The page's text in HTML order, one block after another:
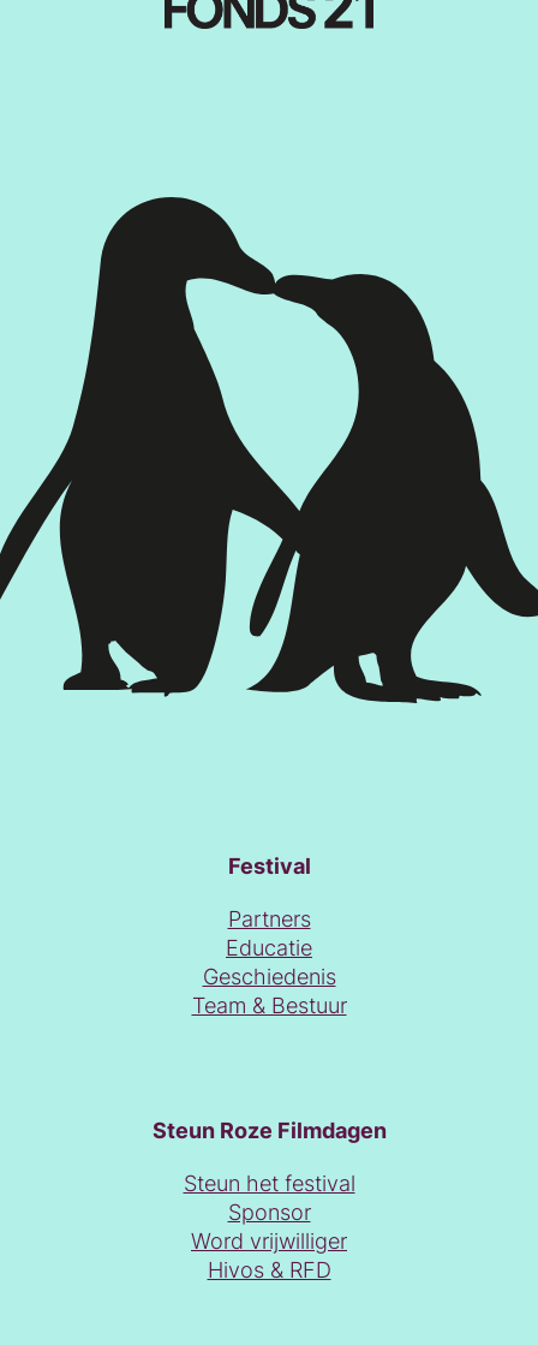
Festival
Partners
Educatie
Geschiedenis
Team & Bestuur
Steun Roze Filmdagen
Steun het festival
Sponsor
Word vrijwilliger
Hivos & RFD